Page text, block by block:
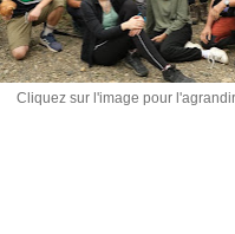
Cliquez sur l'image pour l'agrandir